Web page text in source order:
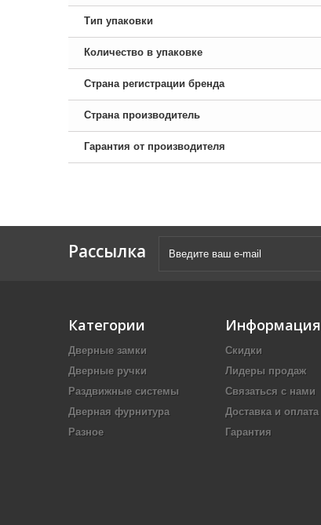
Тип упаковки
Количество в упаковке
Страна регистрации бренда
Страна производитель
Гарантия от производителя
Рассылка
Категории
Дверные замки
Дверные ручки
Раздвижные системы
Дверная фурнитура
Разное
Информация
Скидки
Лидеры продаж
Связаться с нами
Доставка и оплата
Гарантия